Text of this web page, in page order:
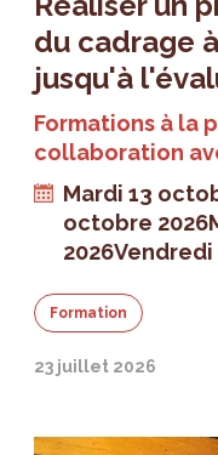
du cadrage
jusqu'à
Formations à la
collaboration
Mardi 13
octobre 2026
2026Vendredi
Formation
23 juillet 2026